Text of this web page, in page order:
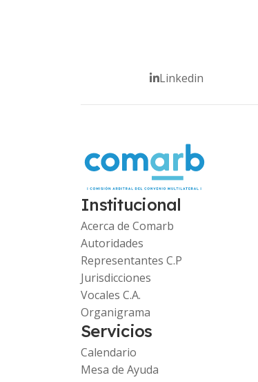
Linkedin
Institucional
Acerca de Comarb
Autoridades
Representantes C.P
Jurisdicciones
Vocales C.A.
Organigrama
Servicios
Calendario
Mesa de Ayuda